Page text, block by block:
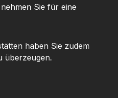
Sie für eine
haben Sie zudem
überzeugen.